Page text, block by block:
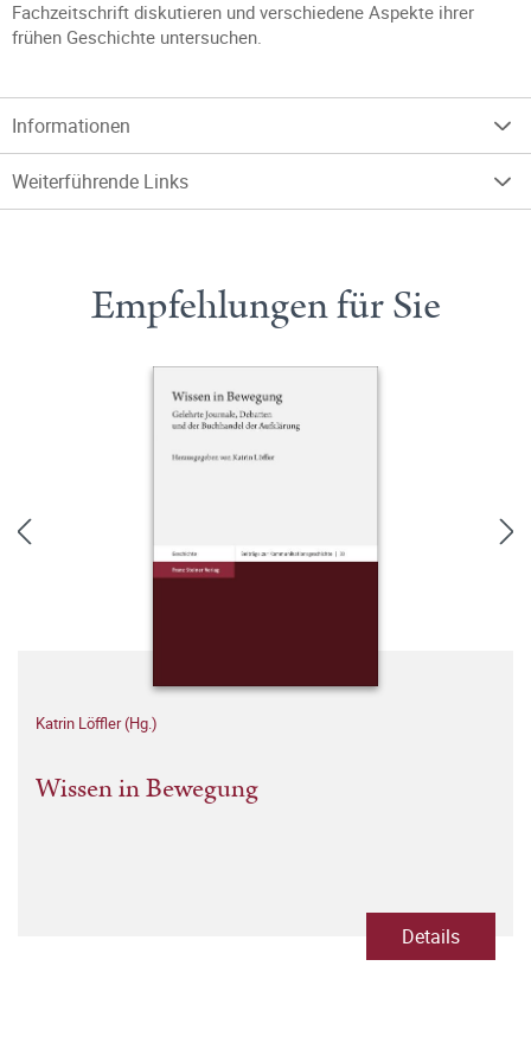
Fachzeitschrift diskutieren und verschiedene Aspekte ihrer
frühen Geschichte untersuchen.
Informationen
Weiterführende Links
Empfehlungen für Sie
Katrin Löffler (Hg.)
Wissen in Bewegung
Details